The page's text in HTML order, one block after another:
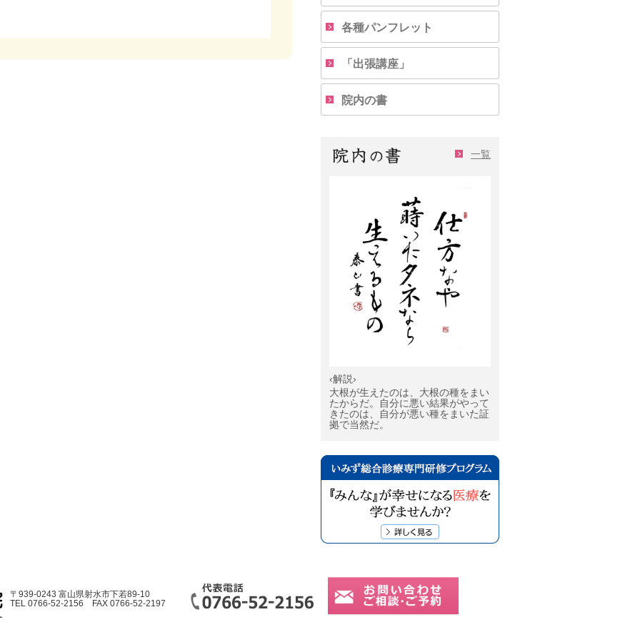
各種パンフレット
「出張講座」
院内の書
一覧
‹解説›
大根が生えたのは、大根の種をまい
たからだ。自分に悪い結果がやって
きたのは、自分が悪い種をまいた証
拠で当然だ。
〒939-0243 富山県射水市下若89-10
TEL 0766-52-2156 FAX 0766-52-2197